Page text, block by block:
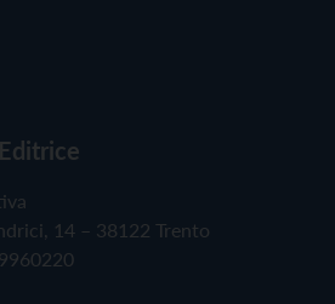
14 – 38122 Trento